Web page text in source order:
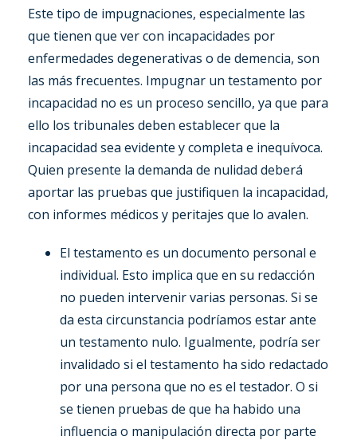
Este tipo de impugnaciones, especialmente las
que tienen que ver con incapacidades por
enfermedades degenerativas o de demencia, son
las más frecuentes. Impugnar un testamento por
incapacidad no es un proceso sencillo, ya que para
ello los tribunales deben establecer que la
incapacidad sea evidente y completa e inequívoca.
Quien presente la demanda de nulidad deberá
aportar las pruebas que justifiquen la incapacidad,
con informes médicos y peritajes que lo avalen.
El testamento es un documento personal e
individual. Esto implica que en su redacción
no pueden intervenir varias personas. Si se
da esta circunstancia podríamos estar ante
un testamento nulo. Igualmente, podría ser
invalidado si el testamento ha sido redactado
por una persona que no es el testador. O si
se tienen pruebas de que ha habido una
influencia o manipulación directa por parte